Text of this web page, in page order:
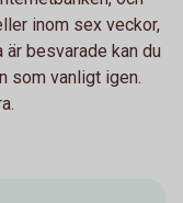
inom sex veckor,
besvarade kan du
som vanligt igen.